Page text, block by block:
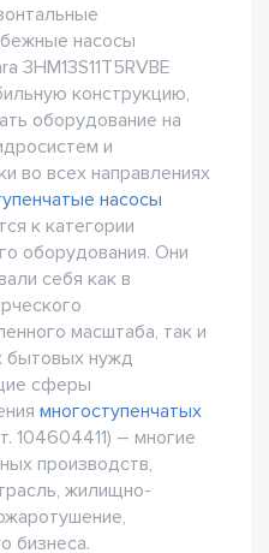
насосы
3HM13S11T5RVBE
конструкцию,
оборудование на
и
во всех направлениях
насосы
к категории
оборудования. Они
себя как в
масштаба, так и
бытовых нужд
сферы
многоступенчатых
104604411) – многие
производств,
жилищно-
бизнеса.